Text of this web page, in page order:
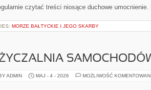
czytać treści niosące duchowe
MORZE BAŁTYCKIE I JEGO SKARBY
ADMIN MAJ - 4 - 2026 MOŻLIWOŚĆ